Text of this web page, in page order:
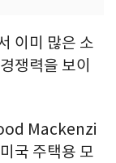
이미 많은 소
쟁력을 보이
Mackenzi
국 주택용 모